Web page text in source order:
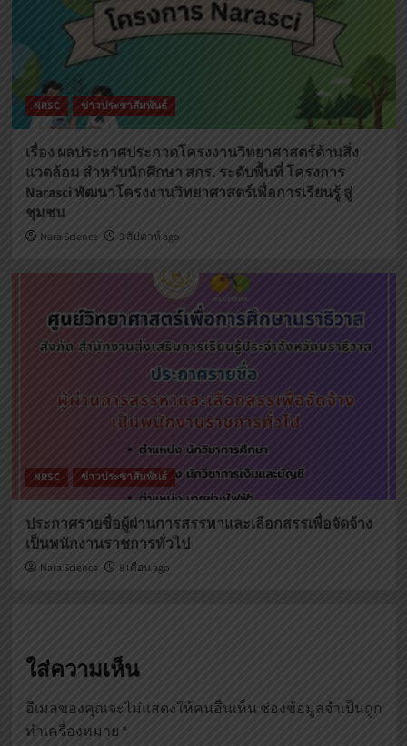
NRSC ข่าวประชาสัมพันธ์
เรื่อง ผลประกาศประกวดโครงงานวิทยาศาสตร์ด้านสิ่ง
แวดล้อม สำหรับนักศึกษา สกร. ระดับพื้นที่ โครงการ
Narasci พัฒนาโครงงานวิทยาศาสตร์เพื่อการเรียนรู้ สู่
ชุมชน
Nara Science 3 สัปดาห์ ago
NRSC ข่าวประชาสัมพันธ์
ประกาศรายชื่อผู้ผ่านการสรรหาและเลือกสรรเพื่อจัดจ้าง
เป็นพนักงานราชการทั่วไป
Nara Science 8 เดือน ago
ใส่ความเห็น
อีเมลของคุณจะไม่แสดงให้คนอื่นเห็น ช่องข้อมูลจำเป็นถูก
ทำเครื่องหมาย *